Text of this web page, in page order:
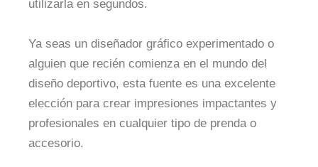
utilizarla en segundos.
Ya seas un diseñador gráfico experimentado o
alguien que recién comienza en el mundo del
diseño deportivo, esta fuente es una excelente
elección para crear impresiones impactantes y
profesionales en cualquier tipo de prenda o
accesorio.